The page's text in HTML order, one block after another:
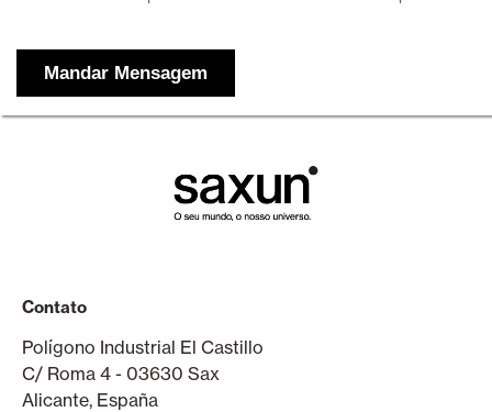
Contato
Polígono Industrial El Castillo
C/ Roma 4 - 03630 Sax
Alicante, España